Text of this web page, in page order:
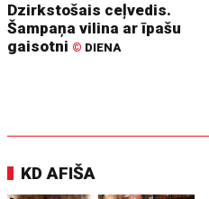
Dzirkstošais ceļvedis.
Šampaņa vilina ar īpašu
gaisotni © DIENA
KD AFIŠA